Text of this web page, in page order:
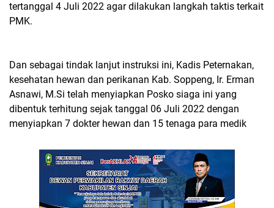
tertanggal 4 Juli 2022 agar dilakukan langkah taktis terkait
PMK.
Dan sebagai tindak lanjut instruksi ini, Kadis Peternakan,
kesehatan hewan dan perikanan Kab. Soppeng, Ir. Erman
Asnawi, M.Si telah menyiapkan Posko siaga ini yang
dibentuk terhitung sejak tanggal 06 Juli 2022 dengan
menyiapkan 7 dokter hewan dan 15 tenaga para medik